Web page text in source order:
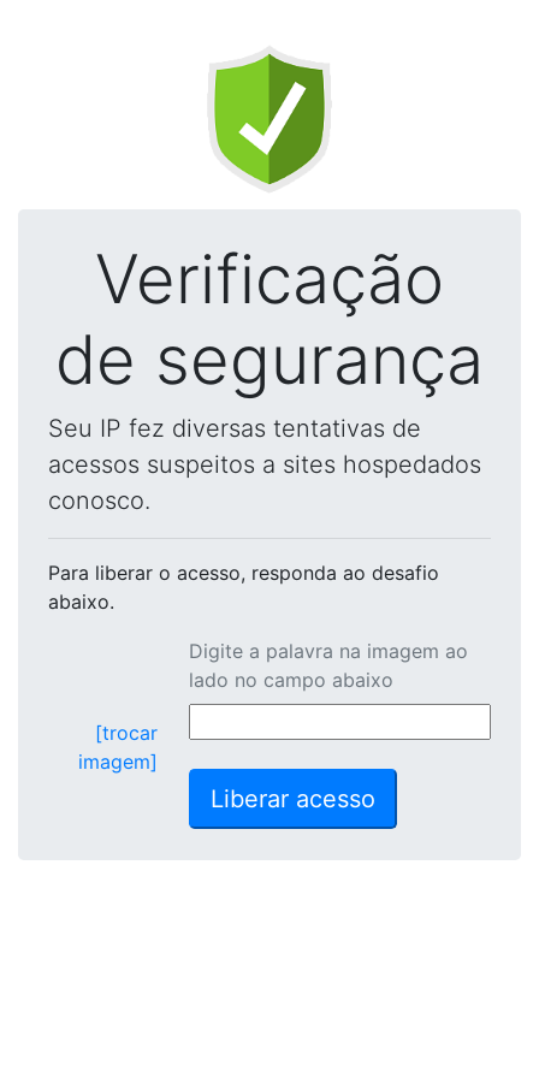
Verificação
de segurança
Seu IP fez diversas tentativas de
acessos suspeitos a sites hospedados
conosco.
Para liberar o acesso, responda ao desafio
abaixo.
[trocar
imagem]
Digite a palavra na imagem ao
lado no campo abaixo